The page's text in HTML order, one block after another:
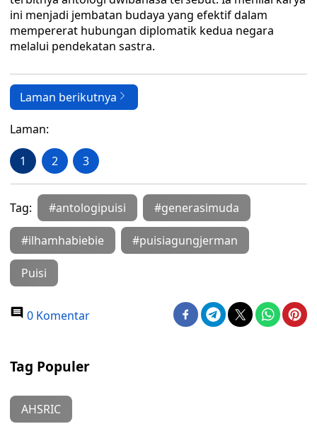
ini menjadi jembatan budaya yang efektif dalam
mempererat hubungan diplomatik kedua negara
melalui pendekatan sastra.
Laman berikutnya
Laman:
1 2 3
Tag: #antologipuisi #generasimuda
#ilhamhabiebie #puisiagungjerman
Puisi
0 Komentar
Tag Populer
AHSRIC